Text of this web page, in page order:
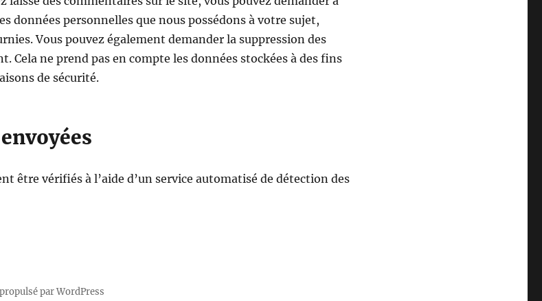
données personnelles que nous possédons à votre sujet,
Vous pouvez également demander la suppression des
Cela ne prend pas en compte les données stockées à des fins
de sécurité.
être vérifiés à l’aide d’un service automatisé de détection des
par WordPress